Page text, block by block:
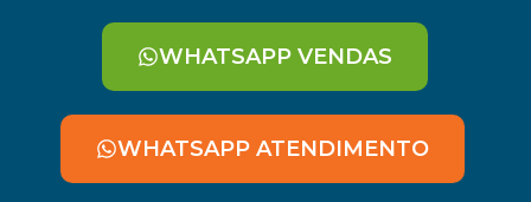
WHATSAPP VENDAS
WHATSAPP ATENDIMENTO